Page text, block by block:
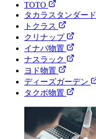
TOTO
タカラスタンダード
トクラス
クリナップ
イナバ物置
ナスラック
ヨド物置
ディーズガーデン
タクボ物置